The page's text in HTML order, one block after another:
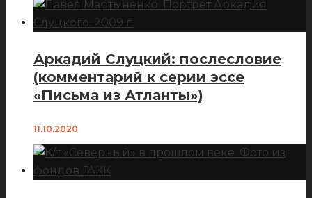
Аркадий Слуцкий: послесловие
(комментарий к серии эссе
«Письма из Атланты»)
11.10.2020